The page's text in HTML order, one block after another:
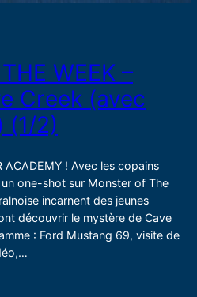
WEEK –
Creek (avec
(1/2)
! Avec les copains
un one-shot sur Monster of The
incarnent des jeunes
découvrir le mystère de Cave
: Ford Mustang 69, visite de